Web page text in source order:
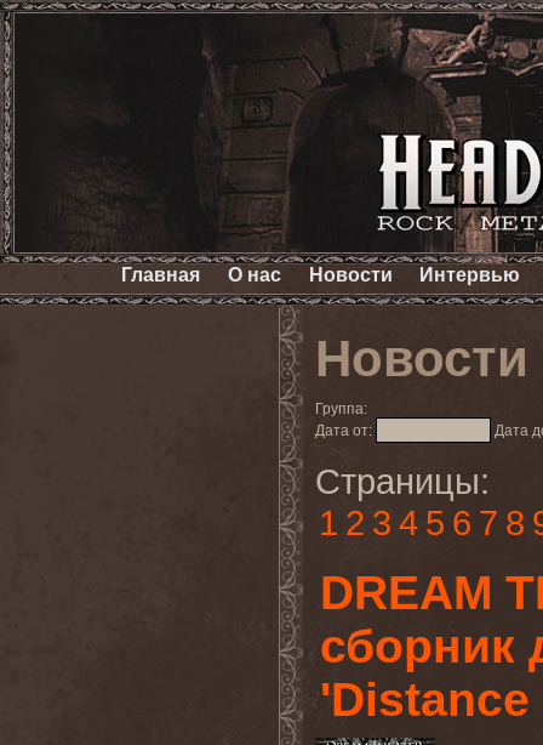
Главная О нас Новости Интервью
Новости
Группа:
Дата от:
Дата
Страницы:
1 2 3 4 5 6 7 8
DREAM
сборник
'Distance